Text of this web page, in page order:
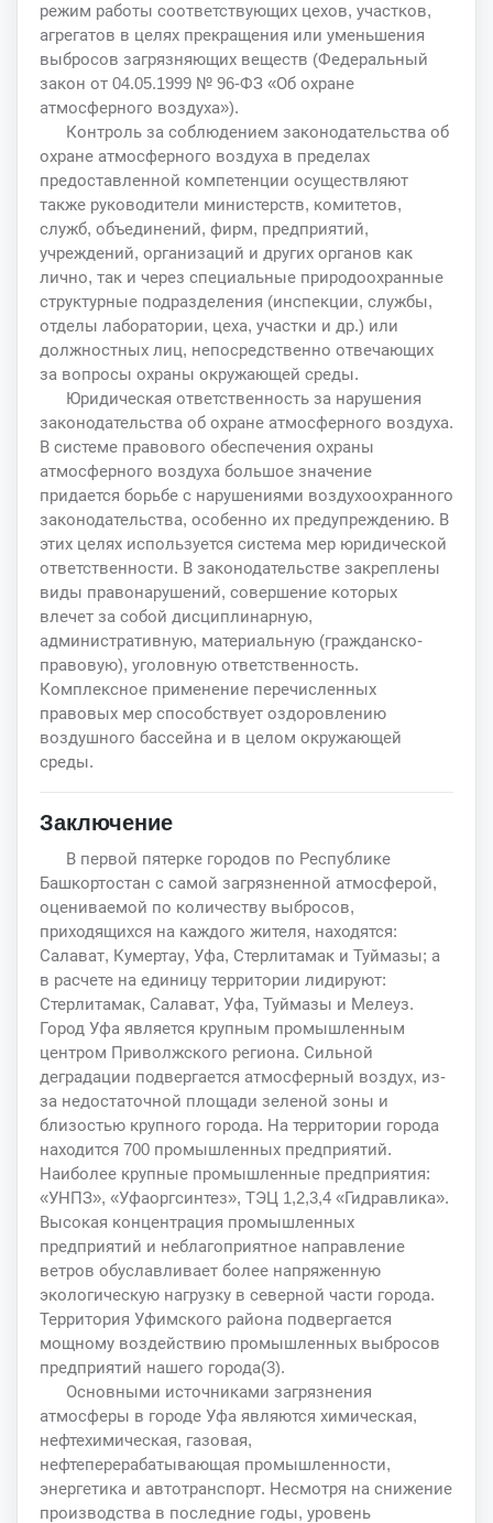
режим работы соответствующих цехов, участков,
агрегатов в целях прекращения или уменьшения
выбросов загрязняющих веществ (Федеральный
закон от 04.05.1999 № 96-ФЗ «Об охране
атмосферного воздуха»).
Контроль за соблюдением законодательства об
охране атмосферного воздуха в пределах
предоставленной компетенции осуществляют
также руководители министерств, комитетов,
служб, объединений, фирм, предприятий,
учреждений, организаций и других органов как
лично, так и через специальные природоохранные
структурные подразделения (инспекции, службы,
отделы лаборатории, цеха, участки и др.) или
должностных лиц, непосредственно отвечающих
за вопросы охраны окружающей среды.
Юридическая ответственность за нарушения
законодательства об охране атмосферного воздуха.
В системе правового обеспечения охраны
атмосферного воздуха большое значение
придается борьбе с нарушениями воздухоохранного
законодательства, особенно их предупреждению. В
этих целях используется система мер юридической
ответственности. В законодательстве закреплены
виды правонарушений, совершение которых
влечет за собой дисциплинарную,
административную, материальную (гражданско-
правовую), уголовную ответственность.
Комплексное применение перечисленных
правовых мер способствует оздоровлению
воздушного бассейна и в целом окружающей
среды.
Заключение
В первой пятерке городов по Республике
Башкортостан с самой загрязненной атмосферой,
оцениваемой по количеству выбросов,
приходящихся на каждого жителя, находятся:
Салават, Кумертау, Уфа, Стерлитамак и Туймазы; а
в расчете на единицу территории лидируют:
Стерлитамак, Салават, Уфа, Туймазы и Мелеуз.
Город Уфа является крупным промышленным
центром Приволжского региона. Сильной
деградации подвергается атмосферный воздух, из-
за недостаточной площади зеленой зоны и
близостью крупного города. На территории города
находится 700 промышленных предприятий.
Наиболее крупные промышленные предприятия:
«УНПЗ», «Уфаоргсинтез», ТЭЦ 1,2,3,4 «Гидравлика».
Высокая концентрация промышленных
предприятий и неблагоприятное направление
ветров обуславливает более напряженную
экологическую нагрузку в северной части города.
Территория Уфимского района подвергается
мощному воздействию промышленных выбросов
предприятий нашего города(3).
Основными источниками загрязнения
атмосферы в городе Уфа являются химическая,
нефтехимическая, газовая,
нефтеперерабатывающая промышленности,
энергетика и автотранспорт. Несмотря на снижение
производства в последние годы, уровень